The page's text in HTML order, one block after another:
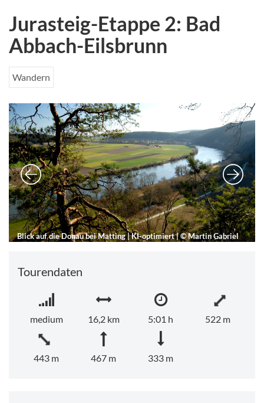
Jurasteig-Etappe 2: Bad
Abbach-Eilsbrunn
Wandern
Blick auf die Donau bei Matting| KI-optimiert |©Martin Gabriel
3
Tourendaten
medium 16,2 km 5:01 h 522 m
443 m 467 m 333 m